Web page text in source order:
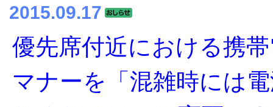
2015.09.17
優先席付近における携
マナーを「混雑時には